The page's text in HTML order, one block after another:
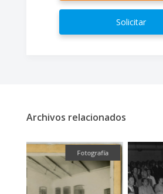
Solicitar
Archivos relacionados